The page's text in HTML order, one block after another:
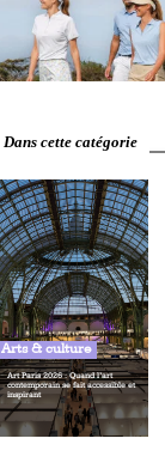
Dans cette catégorie
Arts & culture
Art Paris 2026 : Quand l’art
contemporain se fait accessible et
inspirant